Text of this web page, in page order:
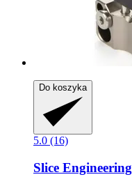
Do koszyka
5.0 (16)
Slice Engineering